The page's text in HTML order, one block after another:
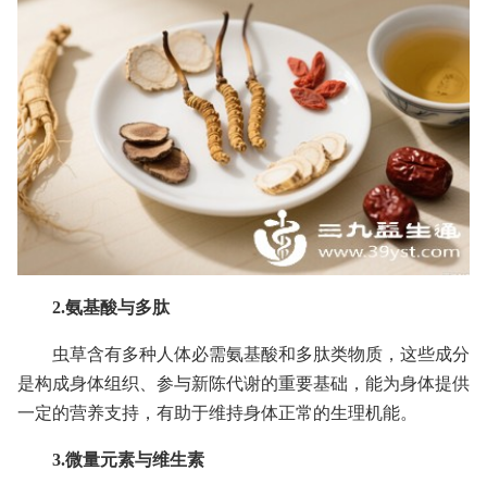
2.氨基酸与多肽
虫草含有多种人体必需氨基酸和多肽类物质，这些成分
是构成身体组织、参与新陈代谢的重要基础，能为身体提供
一定的营养支持，有助于维持身体正常的生理机能。
3.微量元素与维生素